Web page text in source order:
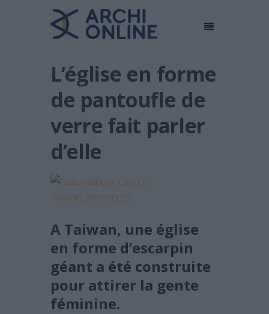
L’église en forme
de pantoufle de
verre fait parler
d’elle
A Taiwan, une église
en forme d’escarpin
géant a été construite
pour attirer la gente
féminine.